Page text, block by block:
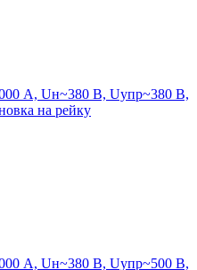
А, Uн~380 В, Uупр~380 В,
на рейку
А, Uн~380 В, Uупр~500 В,